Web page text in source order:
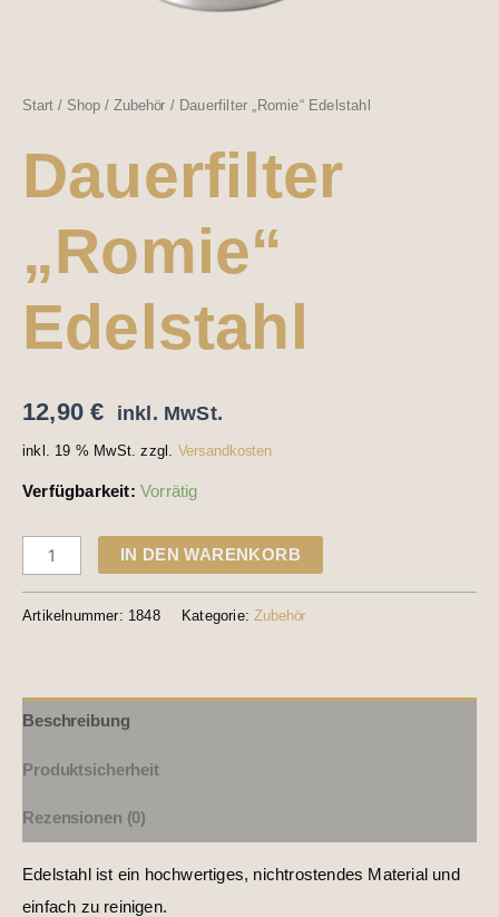
Start/ Shop/Zubehör / Dauerfilter „Romie“ Edelstahl
Dauerfilter
„Romie“
Edelstahl
12,90€ inkl. MwSt.
inkl. 19 % MwSt. zzgl. Versandkosten
Verfügbarkeit: Vorrätig
IN DEN WARENKORB
Artikelnummer: 1848 Kategorie:Zubehör
Beschreibung
Produktsicherheit
Rezensionen (0)
Edelstahl ist ein hochwertiges, nichtrostendes Material und
einfach zu reinigen.